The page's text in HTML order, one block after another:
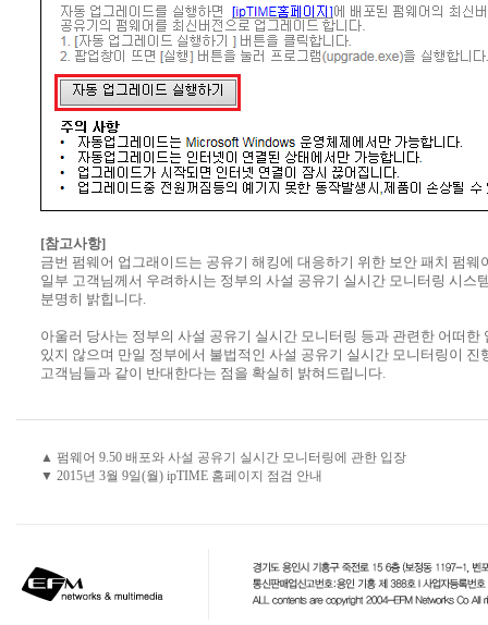
[참고사항]
금번 펌웨어 업그래이드는 공유기 해킹에 대응하기 위한 보안 패치 펌웨
일부 고객님께서 우려하시는 정부의 사설 공유기 실시간 모니터링 시스
분명히 밝힙니다.
아울러 당사는 정부의 사설 공유기 실시간 모니터링 등과 관련한 어떠한
있지 않으며 만일 정부에서 불법적인 사설 공유기 실시간 모니터링이 진
고객님들과 같이 반대한다는 점을 확실히 밝혀드립니다.
▲ 펌웨어 9.50 배포와 사설 공유기 실시간 모니터링에 관한 입장
▼ 2015년 3월 9일(월) ipTIME 홈페이지 점검 안내